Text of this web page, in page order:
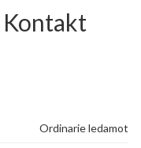
Kontakt
Ordinarie ledamot